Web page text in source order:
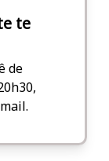
te
de